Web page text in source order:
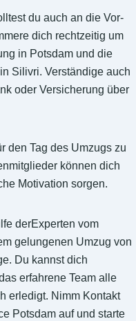
du auch an die Vor-
dich rechtzeitig um
in Potsdam und die
Silivri. Verständige auch
oder Versicherung über
den Tag des Umzugs zu
können dich
Motivation sorgen.
derExperten vom
gelungenen Umzug von
Du kannst dich
erfahrene Team alle
erledigt. Nimm Kontakt
Potsdam auf und starte